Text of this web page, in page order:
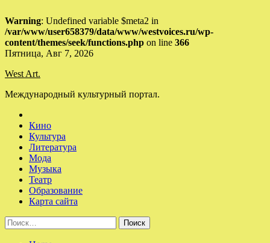
Warning: Undefined variable $meta2 in
/var/www/user658379/data/www/westvoices.ru/wp-
content/themes/seek/functions.php on line 366
Skip
content
Пятница, Авг 7, 2026
West Art.
Международный культурный портал.
Кино
Культура
Литература
Мода
Музыка
Театр
Образование
Карта сайта
Найти: